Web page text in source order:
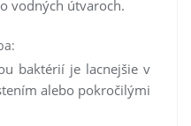
vodných útvaroch.
baktérií je lacnejšie v
alebo pokročilými